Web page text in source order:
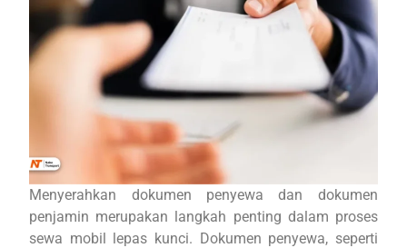
Menyerahkan dokumen penyewa dan dokumen
penjamin merupakan langkah penting dalam proses
sewa mobil lepas kunci. Dokumen penyewa, seperti